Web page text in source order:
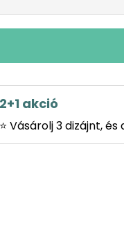
2+1 akció
⭐ Vásárolj 3 dizájnt,